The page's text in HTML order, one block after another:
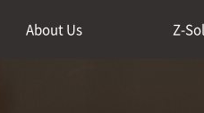
About Us Z-